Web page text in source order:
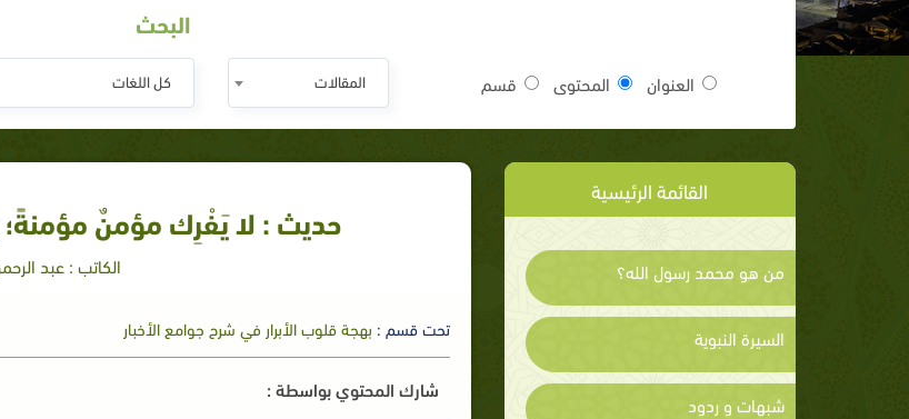
البحث
العنوان المحتوى قسم المقالات كل اللغات
القائمة الرئيسية
من هو محمد رسول الله؟
السيرة النبوية
شبهات و ردود
حديث : لا يَفْرِك مؤمنٌ مؤمنةً؛
الكاتب : عبد
تحت قسم : بهجة قلوب الأبرار في شرح جوامع الأخبار
شارك المحتوي بواسطة :